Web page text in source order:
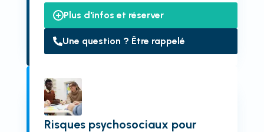
Plus d'infos et réserver
Une question ? Être rappelé
Risques psychosociaux pour